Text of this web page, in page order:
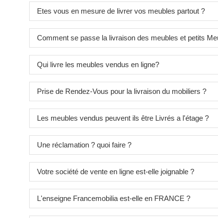
Etes vous en mesure de livrer vos meubles partout ?
Comment se passe la livraison des meubles et petits
Qui livre les meubles vendus en ligne?
Prise de Rendez-Vous pour la livraison du mobiliers ?
Les meubles vendus peuvent ils être Livrés a l'étage ?
Une réclamation ? quoi faire ?
Votre société de vente en ligne est-elle joignable ?
L'enseigne Francemobilia est-elle en FRANCE ?